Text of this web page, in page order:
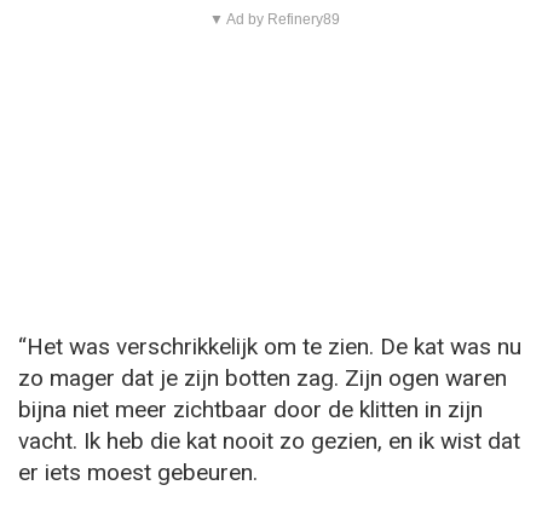
▼ Ad by Refinery89
“Het was verschrikkelijk om te zien. De kat was nu
zo mager dat je zijn botten zag. Zijn ogen waren
bijna niet meer zichtbaar door de klitten in zijn
vacht. Ik heb die kat nooit zo gezien, en ik wist dat
er iets moest gebeuren.